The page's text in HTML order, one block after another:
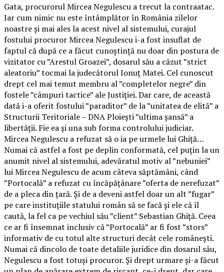
Gata, procurorul Mircea Negulescu a trecut la contraatac.
Iar cum nimic nu este întâmplător în România zilelor
noastre și mai ales la acest nivel al sistemului, curajul
fostului procuror Mircea Negulescu i-a fost insuflat de
faptul că după ce a făcut cunoștință nu doar din postura de
vizitator cu ”Arestul Groazei”, dosarul său a căzut ”strict
aleatoriu” tocmai la judecătorul Ionuț Matei. Cel cunoscut
drept cel mai temut membru al ”completelor negre” din
fostele ”câmpuri tactice” ale Justiției. Dar care, de această
dată i-a oferit fostului ”paraditor” de la ”unitatea de elită” a
Structurii Teritoriale – DNA Ploiești ”ultima șansă” a
libertății. Fie ea și una sub forma controlului judiciar.
Mircea Negulescu a refuzat să o ia pe urmele lui Ghiță…
Numai că astfel a fost pe deplin conformată, cel puțin la un
anumit nivel al sistemului, adevăratul motiv al ”nebuniei”
lui Mircea Negulescu de acum câteva săptămâni, când
”Portocală” a refuzat cu încăpățânare ”oferta de nerefuzat”
de a pleca din țară. Și de a deveni astfel doar un alt ”fugar”
pe care instituțiile statului român să se facă și ele că îl
caută, la fel ca pe vechiul său ”client” Sebastian Ghiță. Ceea
ce ar fi însemnat inclusiv că ”Portocală” ar fi fost ”stors”
informativ de cu totul alte structuri decât cele românești.
Numai că dincolo de toate detaliile juridice din dosarul său,
Negulescu a fost totuși procuror. Și drept urmare și-a făcut